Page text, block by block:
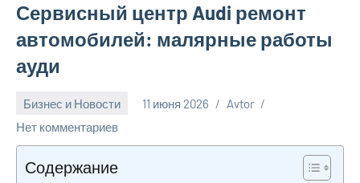
Сервисный центр Audi ремонт
автомобилей: малярные работы
ауди
Бизнес и Новости 11 июня 2026
Avtor
Нет комментариев
Содержание